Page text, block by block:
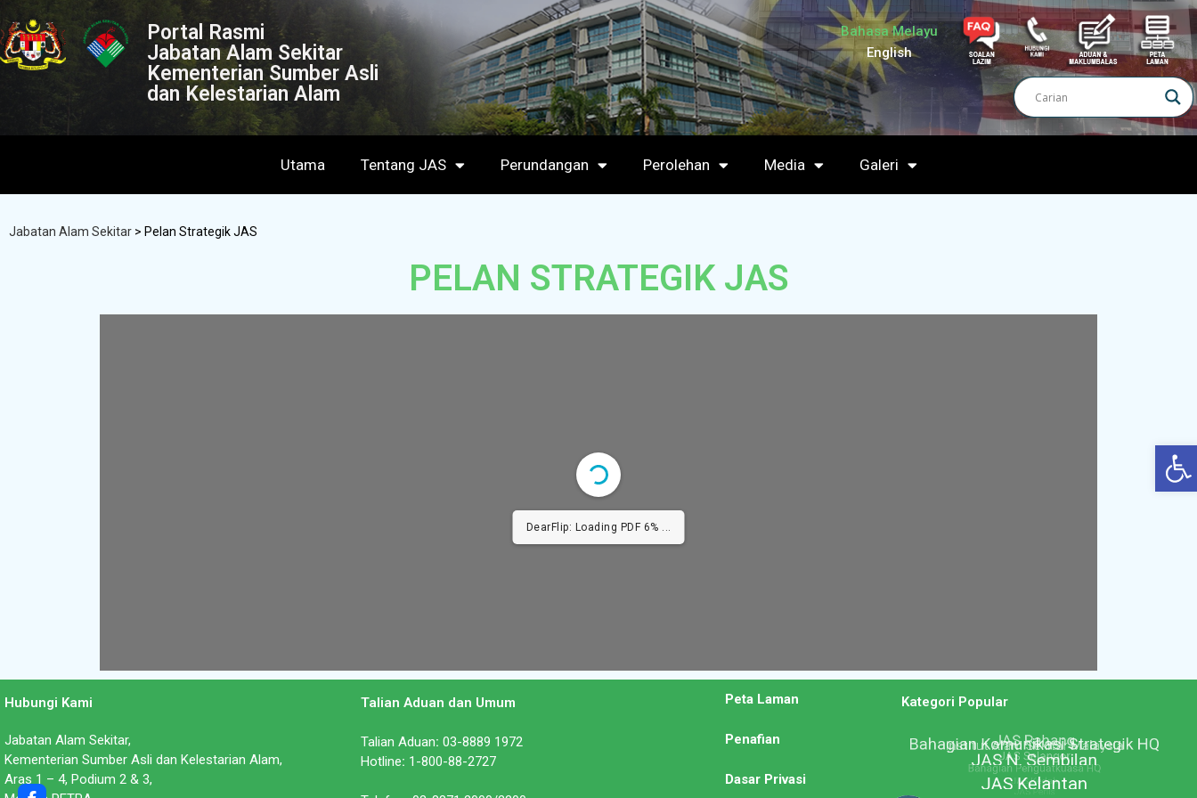
Portal Rasmi
Jabatan Alam Sekitar
Kementerian Sumber Asli
dan Kelestarian Alam
Bahasa Melayu
English
Utama Tentang JAS Perundangan Perolehan Media Galeri
Jabatan Alam Sekitar > Pelan Strategik JAS
PELAN STRATEGIK JAS
DearFlip: Loading PDF 9% ...
Hubungi Kami
Jabatan Alam Sekitar,
Kementerian Sumber Asli dan Kelestarian Alam,
Aras 1 – 4, Podium 2 & 3,
Talian Aduan dan Umum
Talian Aduan: 03-8889 1972
Hotline: 1-800-88-2727
Peta Laman
Penafian
Dasar Privasi
Kategori Popular